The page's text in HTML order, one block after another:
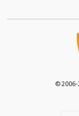
EUR /
Expert Advisor
©